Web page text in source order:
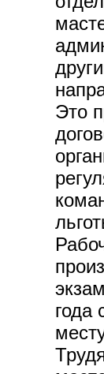
Это
года